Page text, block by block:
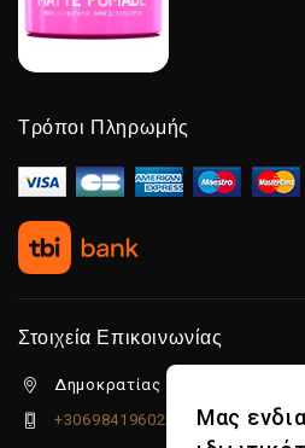
Τρόποι Πληρωμής
Στοιχεία Επικοινωνίας
Δημοκρατίας 5β Λιμένας
+306984196022
Μας